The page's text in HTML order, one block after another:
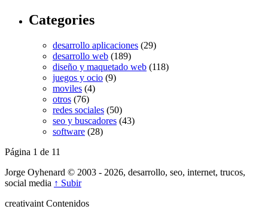
Categories
desarrollo aplicaciones (29)
desarrollo web (189)
diseño y maquetado web (118)
juegos y ocio (9)
moviles (4)
otros (76)
redes sociales (50)
seo y buscadores (43)
software (28)
Página 1 de 11
Jorge Oyhenard © 2003 - 2026, desarrollo, seo, internet, trucos,
social media ↑ Subir
creativaint Contenidos